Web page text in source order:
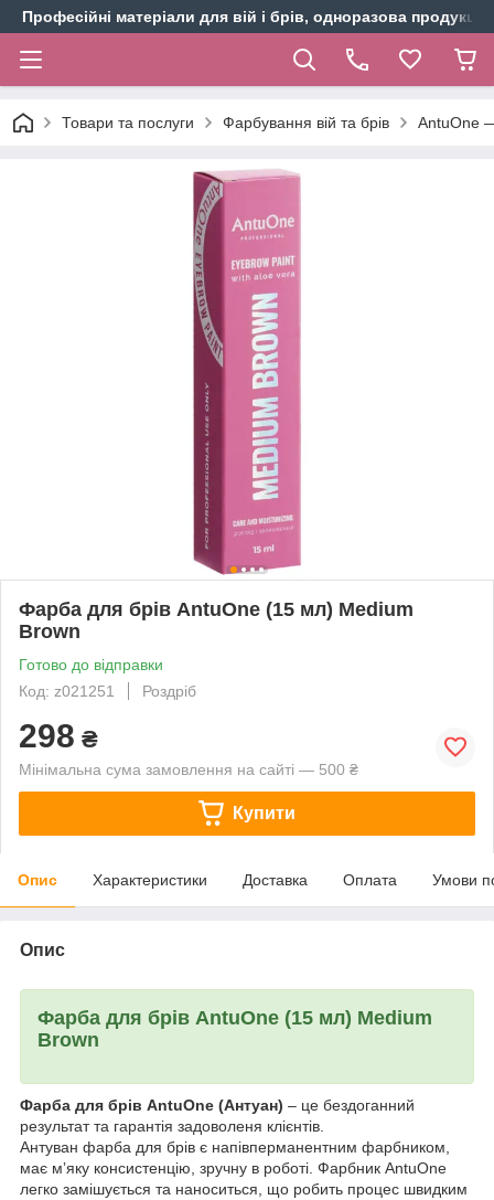
Професійні матеріали для вій і брів, одноразова продукція
Товари та послуги Фарбування вій та брів AntuOne
Фарба для брів AntuOne (15 мл) Medium
Brown
Готово до відправки
Код: z021251
Роздріб
298 ₴
Мінімальна сума замовлення на сайті — 500 ₴
Купити
Опис Характеристики Доставка Оплата Умови
Опис
Фарба для брів AntuOne (15 мл) Medium
Brown
Фарба для брів AntuOne (Антуан) – це бездоганний
результат та гарантія задоволеня клієнтів.
Антуван фарба для брів є напівперманентним фарбником,
має мʼяку консистенцію, зручну в роботі. Фарбник AntuOne
легко замішується та наноситься, що робить процес швидким